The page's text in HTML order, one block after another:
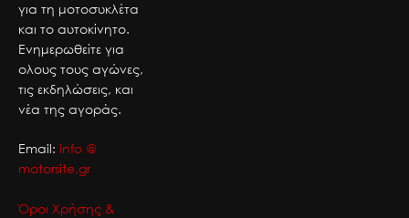
για τη μοτοσυκλέτα
και το αυτοκίνητο.
Ενημερωθείτε για
ολους τους αγώνες,
τις εκδηλώσεις, και
νέα της αγοράς.
Email: info @
motorsite.gr
Όροι Χρήσης &